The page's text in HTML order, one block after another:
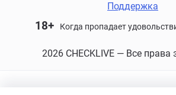
Поддержка
18+ Когда пропадает
2026 CHECKLIVE — Все